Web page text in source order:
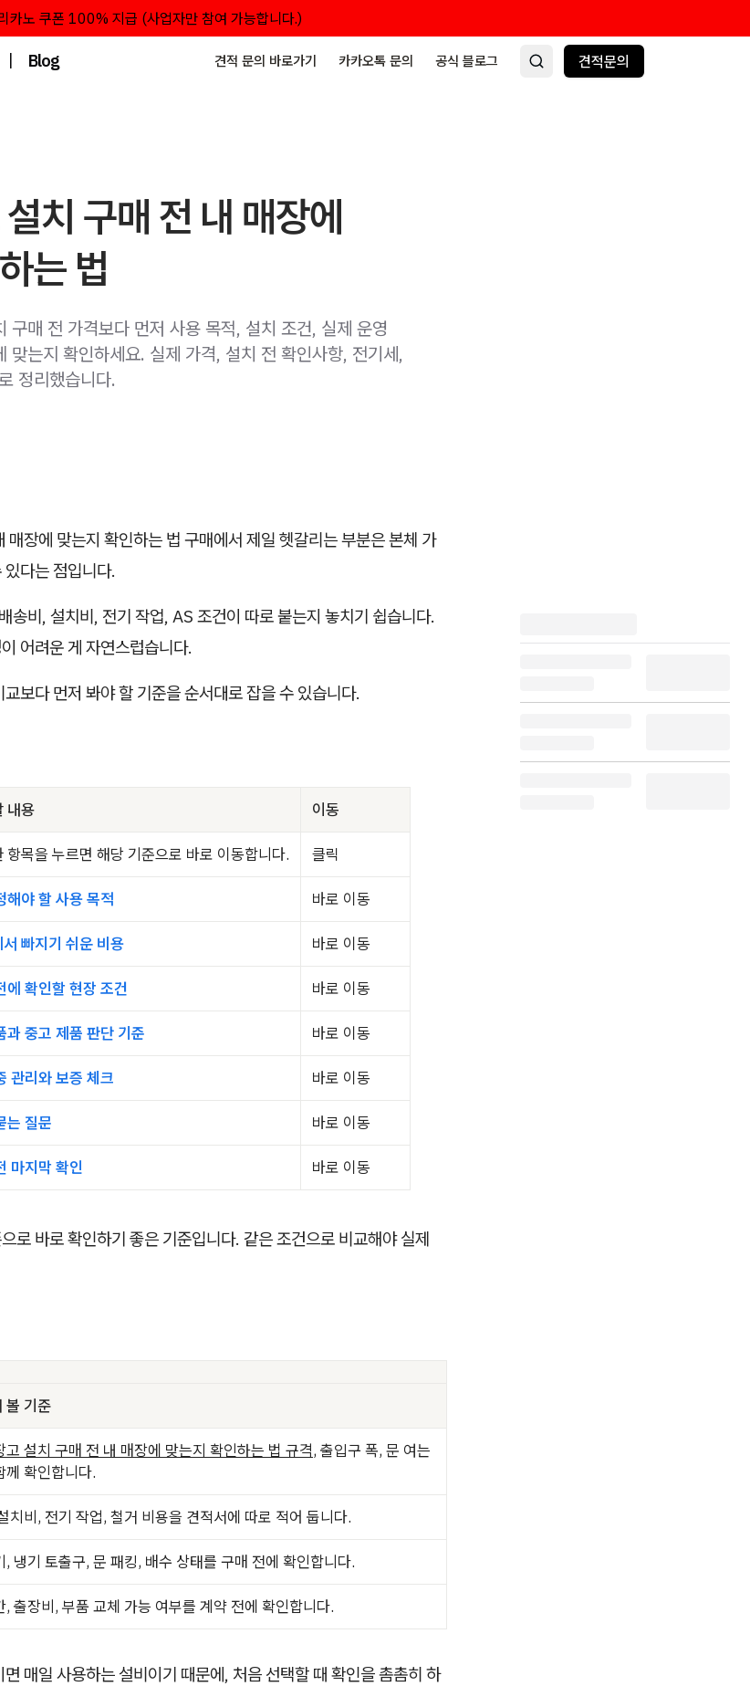
카노 쿠폰 100% 지급 (사업자만 참여 가능합니다.)
| Blog 견적 문의 바로가기 카카오톡 문의 공식 블로그 견적문의
치 구매 전 내 매장에
는 법
구매 전 가격보다 먼저 사용 목적, 설치 조건, 실제 운영
맞는지 확인하세요. 실제 가격, 설치 전 확인사항, 전기세,
정리했습니다.
매장에 맞는지 확인하는 법 구매에서 제일 헷갈리는 부분은 본체 가
다는 점입니다.
송비, 설치비, 전기 작업, AS 조건이 따로 붙는지 놓치기 쉽습니다.
어려운 게 자연스럽습니다.
보다 먼저 봐야 할 기준을 순서대로 잡을 수 있습니다.
내용 이동
항목을 누르면 해당 기준으로 바로 이동합니다. 클릭
해야 할 사용 목적 바로 이동
서 빠지기 쉬운 비용 바로 이동
에 확인할 현장 조건 바로 이동
과 중고 제품 판단 기준 바로 이동
관리와 보증 체크 바로 이동
는 질문 바로 이동
마지막 확인 바로 이동
로 바로 확인하기 좋은 기준입니다. 같은 조건으로 비교해야 실제
볼 기준
고 설치 구매 전 내 매장에 맞는지 확인하는 법 규격, 출입구 폭, 문 여는
께 확인합니다.
치비, 전기 작업, 철거 비용을 견적서에 따로 적어 둡니다.
, 냉기 토출구, 문 패킹, 배수 상태를 구매 전에 확인합니다.
, 출장비, 부품 교체 가능 여부를 계약 전에 확인합니다.
매일 사용하는 설비이기 때문에, 처음 선택할 때 확인을 촘촘히 하